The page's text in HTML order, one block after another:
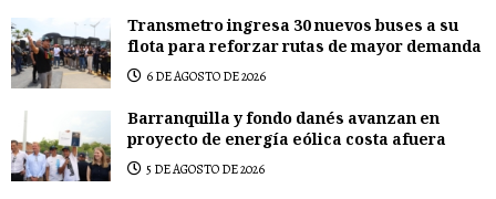
Transmetro ingresa 30 nuevos buses a su
flota para reforzar rutas de mayor demanda
6 DE AGOSTO DE 2026
Barranquilla y fondo danés avanzan en
proyecto de energía eólica costa afuera
5 DE AGOSTO DE 2026